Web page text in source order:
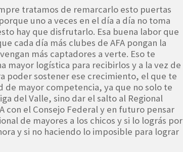
tratamos de remarcarlo esto puertas
uno a veces en el día a día no toma
hay que disfrutarlo. Esa buena labor que
cada día más clubes de AFA pongan la
más captadores a verte. Eso te
mayor logística para recibirlos y a la vez de
poder sostener ese crecimiento, el que te
de mayor competencia, ya que no solo te
del Valle, sino dar el salto al Regional
con el Consejo Federal y en futuro pensar
de mayores a los chicos y si lo lográs por
y si no haciendo lo imposible para lograr